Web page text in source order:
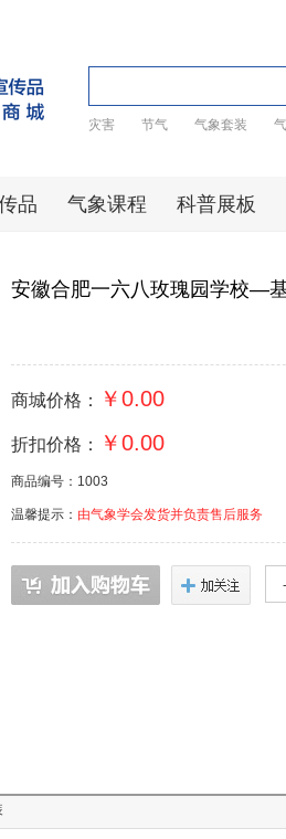
灾害 节气 气象套装
品 气象课程 科普展板
安徽合肥一六八玫瑰园学校—
商城价格： ￥0.00
折扣价格： ￥0.00
商品编号：1003
温馨提示： 由气象学会发货并负责售后服务
-